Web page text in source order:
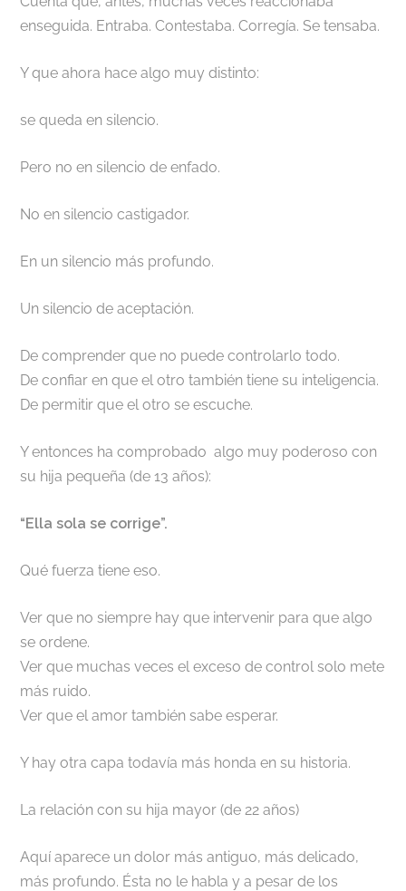
enseguida. Entraba. Contestaba. Corregía. Se tensaba.
Y que ahora hace algo muy distinto:
se queda en silencio.
Pero no en silencio de enfado.
No en silencio castigador.
En un silencio más profundo.
Un silencio de aceptación.
De comprender que no puede controlarlo todo.
De confiar en que el otro también tiene su inteligencia.
De permitir que el otro se escuche.
Y entonces ha comprobado algo muy poderoso con
su hija pequeña (de 13 años):
“Ella sola se corrige”.
Qué fuerza tiene eso.
Ver que no siempre hay que intervenir para que algo
se ordene.
Ver que muchas veces el exceso de control solo mete
más ruido.
Ver que el amor también sabe esperar.
Y hay otra capa todavía más honda en su historia.
La relación con su hija mayor (de 22 años)
Aquí aparece un dolor más antiguo, más delicado,
más profundo. Ésta no le habla y a pesar de los